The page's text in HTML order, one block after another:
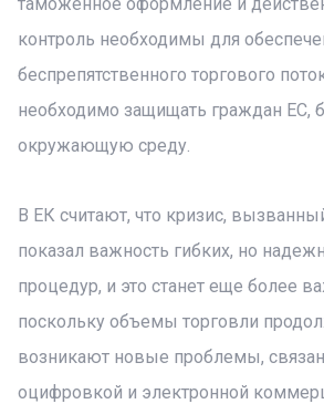
контроль необходимы для
беспрепятственного торгового
необходимо защищать граждан ЕС,
окружающую среду.
В ЕК считают, что кризис,
показал важность гибких, но
процедур, и это станет еще более
поскольку объемы торговли
возникают новые проблемы,
оцифровкой и электронной